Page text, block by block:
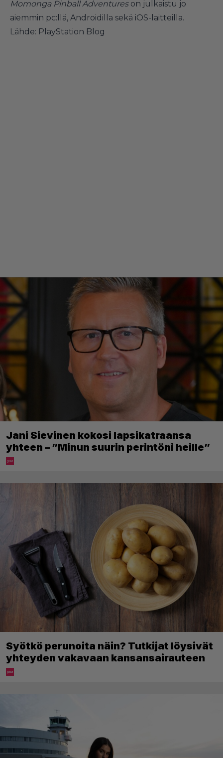
Momonga Pinball Adventureson julkaistu jo
aiemmin pc:llä, Androidilla sekä iOS-laitteilla.
Lähde: PlayStation Blog
Jani Sievinen kokosi lapsikatraansa
yhteen – ”Minun suurin perintöni heille”
Syötkö perunoita näin? Tutkijat löysivät
yhteyden vakavaan kansansairauteen